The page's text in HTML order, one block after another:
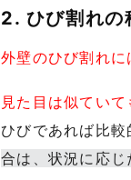
2. ひび割れの
外壁のひび割れに
見た目は似てい
ひびであれば比較
合は、状況に応じ